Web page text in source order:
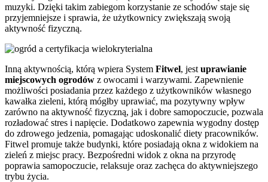
muzyki. Dzięki takim zabiegom korzystanie ze schodów staje się
przyjemniejsze i sprawia, że użytkownicy zwiększają swoją
aktywność fizyczną.
Inną aktywnością, którą wpiera System Fitwel, jest uprawianie
miejscowych ogrodów z owocami i warzywami. Zapewnienie
możliwości posiadania przez każdego z użytkowników własnego
kawałka zieleni, którą mógłby uprawiać, ma pozytywny wpływ
zarówno na aktywność fizyczną, jak i dobre samopoczucie, pozwala
rozładować stres i napięcie. Dodatkowo zapewnia wygodny dostęp
do zdrowego jedzenia, pomagając udoskonalić diety pracowników.
Fitwel promuje także budynki, które posiadają okna z widokiem na
zieleń z miejsc pracy. Bezpośredni widok z okna na przyrodę
poprawia samopoczucie, relaksuje oraz zachęca do aktywniejszego
trybu życia.